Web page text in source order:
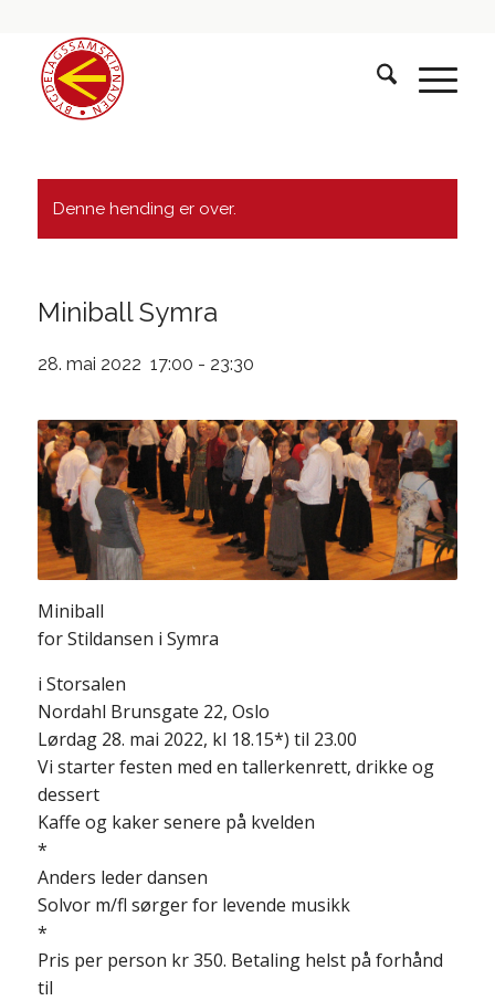
Denne hending er over.
Miniball Symra
28. mai 2022 17:00 - 23:30
Miniball
for Stildansen i Symra
i Storsalen
Nordahl Brunsgate 22, Oslo
Lørdag 28. mai 2022, kl 18.15*) til 23.00
Vi starter festen med en tallerkenrett, drikke og
dessert
Kaffe og kaker senere på kvelden
*
Anders leder dansen
Solvor m/fl sørger for levende musikk
*
Pris per person kr 350. Betaling helst på forhånd
til